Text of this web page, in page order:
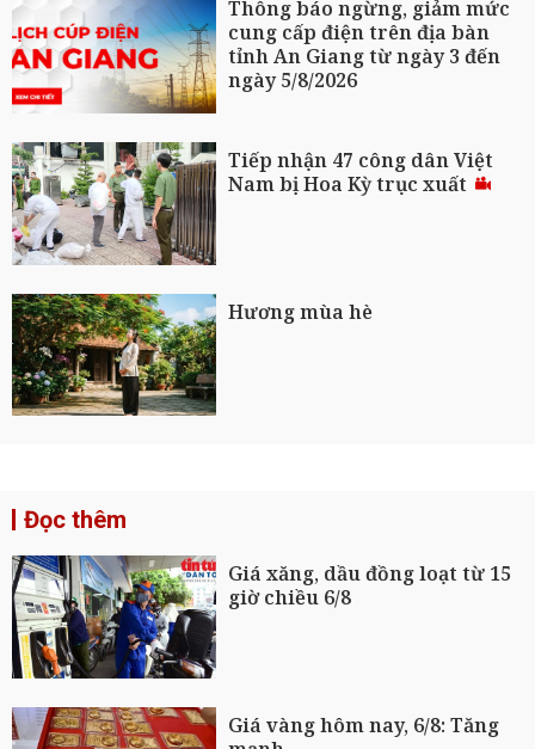
Thông báo ngừng, giảm mức
cung cấp điện trên địa bàn
tỉnh An Giang từ ngày 3 đến
ngày 5/8/2026
Tiếp nhận 47 công dân Việt
Nam bị Hoa Kỳ trục xuất
Hương mùa hè
Đọc thêm
Giá xăng, dầu đồng loạt từ 15
giờ chiều 6/8
Giá vàng hôm nay, 6/8: Tăng